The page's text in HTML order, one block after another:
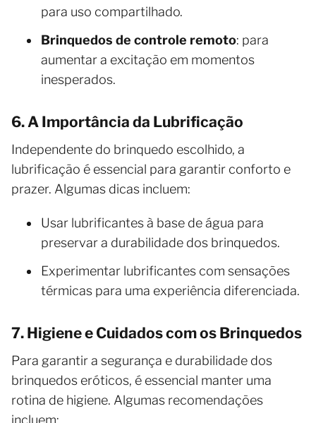
para uso compartilhado.
Brinquedos de controle remoto: para
aumentar a excitação em momentos
inesperados.
6. A Importância da Lubrificação
Independente do brinquedo escolhido, a
lubrificação é essencial para garantir conforto e
prazer. Algumas dicas incluem:
Usar lubrificantes à base de água para
preservar a durabilidade dos brinquedos.
Experimentar lubrificantes com sensações
térmicas para uma experiência diferenciada.
7. Higiene e Cuidados com os Brinquedos
Para garantir a segurança e durabilidade dos
brinquedos eróticos, é essencial manter uma
rotina de higiene. Algumas recomendações
incluem: